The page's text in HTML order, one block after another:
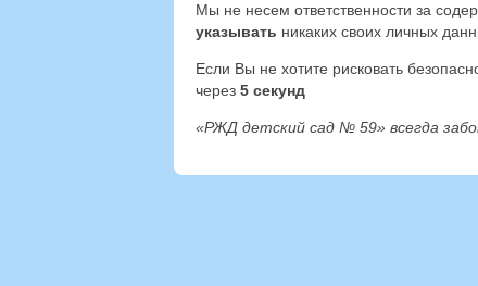
Мы не несем ответственности за
указывать никаких своих личных
Если Вы не хотите рисковать
через 4 секунд
«РЖД детский сад № 59» всегда